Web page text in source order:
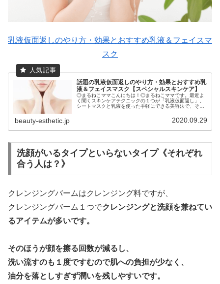
乳液仮面返しのやり方・効果とおすすめ乳液＆フェイスマ
スク
話題の乳液仮面返しのやり方・効果とおすすめ乳
液＆フェイスマスク【スペシャルスキンケア】
◎まるねこママこんにちは！◎まるねこママです。最近よ
く聞くスキンケアテクニックの１つが「乳液仮面返し」。
シートマスクと乳液を使った手軽にできる美容法で、それ
beauty-esthetic.jp 2020.09.29
洗顔がいるタイプといらないタイプ《それぞれ
合う人は？》
クレンジングバームはクレンジング料ですが、
クレンジングバーム１つでクレンジングと洗顔を兼ねてい
るアイテムが多いです。
そのほうが顔を擦る回数が減るし、
洗い流すのも１度ですむので肌への負担が少なく、
油分を落としすぎず潤いを残しやすいです。